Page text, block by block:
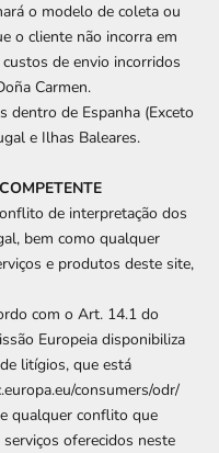
o modelo de coleta ou
o cliente não incorra em
de envio incorridos
Carmen.
dentro de Espanha (Exceto
e Ilhas Baleares.
de interpretação dos
bem como qualquer
e produtos deste site,
com o Art. 14.1 do
Europeia disponibiliza
litígios, que está
consumers/odr/
qualquer conflito que
oferecidos neste